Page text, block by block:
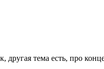
другая тема есть, про